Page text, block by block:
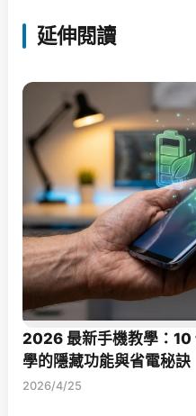
延伸閱讀
2026 最新手機教學：
學的隱藏功能與省電秘訣
2026/4/25